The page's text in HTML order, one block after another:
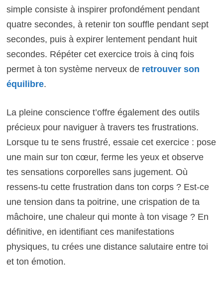
simple consiste à inspirer profondément pendant
quatre secondes, à retenir ton souffle pendant sept
secondes, puis à expirer lentement pendant huit
secondes. Répéter cet exercice trois à cinq fois
permet à ton système nerveux de retrouver son
équilibre.
La pleine conscience t’offre également des outils
précieux pour naviguer à travers tes frustrations.
Lorsque tu te sens frustré, essaie cet exercice : pose
une main sur ton cœur, ferme les yeux et observe
tes sensations corporelles sans jugement. Où
ressens-tu cette frustration dans ton corps ? Est-ce
une tension dans ta poitrine, une crispation de ta
mâchoire, une chaleur qui monte à ton visage ? En
définitive, en identifiant ces manifestations
physiques, tu crées une distance salutaire entre toi
et ton émotion.